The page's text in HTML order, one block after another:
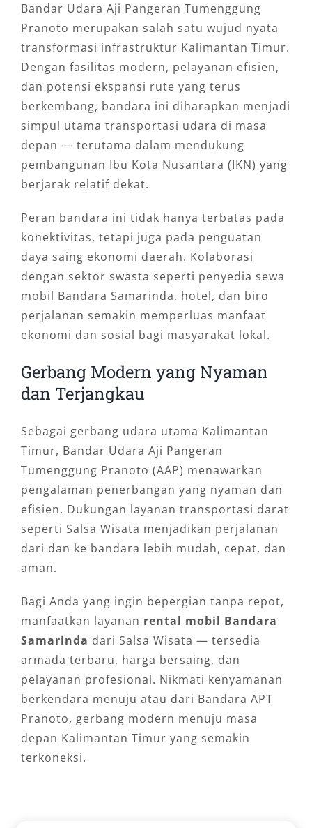
Bandar Udara Aji Pangeran Tumenggung
Pranoto merupakan salah satu wujud nyata
transformasi infrastruktur Kalimantan Timur.
Dengan fasilitas modern, pelayanan efisien,
dan potensi ekspansi rute yang terus
berkembang, bandara ini diharapkan menjadi
simpul utama transportasi udara di masa
depan — terutama dalam mendukung
pembangunan Ibu Kota Nusantara (IKN) yang
berjarak relatif dekat.
Peran bandara ini tidak hanya terbatas pada
konektivitas, tetapi juga pada penguatan
daya saing ekonomi daerah. Kolaborasi
dengan sektor swasta seperti penyedia sewa
mobil Bandara Samarinda, hotel, dan biro
perjalanan semakin memperluas manfaat
ekonomi dan sosial bagi masyarakat lokal.
Gerbang Modern yang Nyaman
dan Terjangkau
Sebagai gerbang udara utama Kalimantan
Timur, Bandar Udara Aji Pangeran
Tumenggung Pranoto (AAP) menawarkan
pengalaman penerbangan yang nyaman dan
efisien. Dukungan layanan transportasi darat
seperti Salsa Wisata menjadikan perjalanan
dari dan ke bandara lebih mudah, cepat, dan
aman.
Bagi Anda yang ingin bepergian tanpa repot,
manfaatkan layanan rental mobil Bandara
Samarinda dari Salsa Wisata — tersedia
armada terbaru, harga bersaing, dan
pelayanan profesional. Nikmati kenyamanan
berkendara menuju atau dari Bandara APT
Pranoto, gerbang modern menuju masa
depan Kalimantan Timur yang semakin
terkoneksi.